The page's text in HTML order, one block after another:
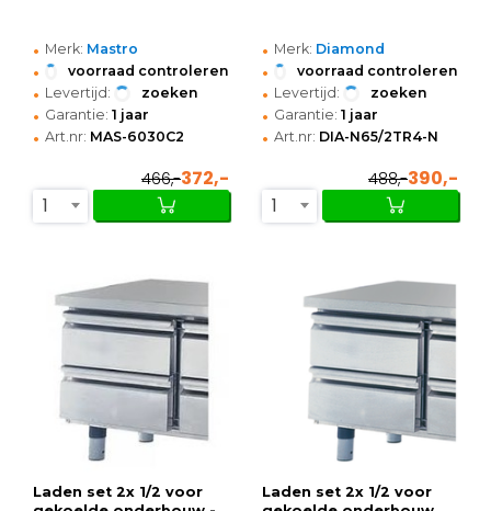
• Merk: Mastro
• voorraad controleren
• Levertijd: zoeken
• Garantie: 1 jaar
• Art.nr: MAS-6030C2
466,-372,-
1
• Merk: Diamond
• voorraad controleren
• Levertijd: zoeken
• Garantie: 1 jaar
• Art.nr: DIA-N65/2TR4-N
488,-390,-
1
Laden set 2x 1/2 voor
Laden set 2x 1/2 voor